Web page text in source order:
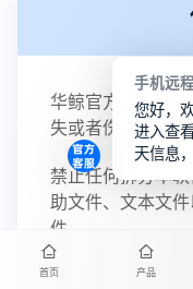
华鲸官方不承诺
失或者伤害负责。
禁止任何拆分本
助文件、文本文
件。
禁止任何未获得
首页 产品
手机远
您好，
进入查
天信息